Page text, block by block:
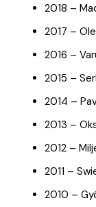
2018 –
2017 –
2016 –
2015 –
2014 –
2013 –
2012 –
2011 –
2010 –